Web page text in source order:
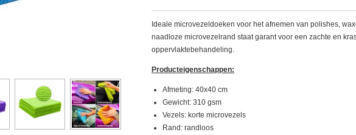
Ideale microvezeldoeken voor het afnemen van polishes,
naadloze microvezelrand staat garant voor een zachte en
oppervlaktebehandeling.
Producteigenschappen:
Afmeting: 40x40 cm
Gewicht: 310 gsm
Vezels: korte microvezels
Rand: randloos